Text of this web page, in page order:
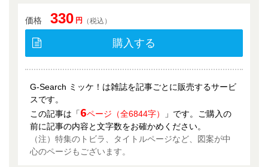
価格 330 円 （税込）
購入する
G-Search ミッケ！は雑誌を記事ごとに販売するサービ
スです。
この記事は「6ページ（全6844字）
」です。ご購入の
前に記事の内容と文字数をお確かめください。
（注）特集のトビラ、タイトルページなど、図案が中
心のページもございます。